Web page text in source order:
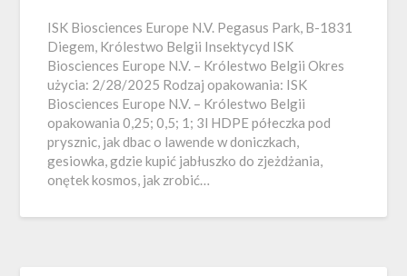
ISK Biosciences Europe N.V. Pegasus Park, B-1831
Diegem, Królestwo Belgii Insektycyd ISK
Biosciences Europe N.V. – Królestwo Belgii Okres
użycia: 2/28/2025 Rodzaj opakowania: ISK
Biosciences Europe N.V. – Królestwo Belgii
opakowania 0,25; 0,5; 1; 3l HDPE półeczka pod
prysznic, jak dbac o lawende w doniczkach,
gesiowka, gdzie kupić jabłuszko do zjeżdżania,
onętek kosmos, jak zrobić…